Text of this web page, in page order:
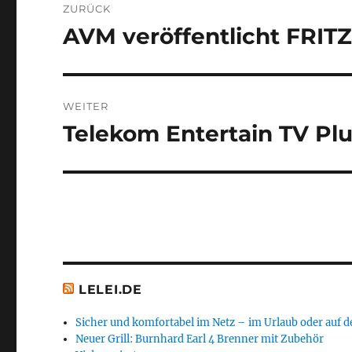
ZURÜCK
Vorheriger
AVM veröffentlicht
WEITER
Nächster
Telekom Entertain TV
LELEI.DE
Sicher und komfortabel im Netz – im Urlaub oder auf
Neuer Grill: Burnhard Earl 4 Brenner mit Zubehör